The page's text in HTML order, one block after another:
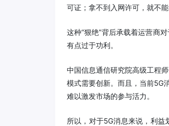
可证；拿不到入网许可，就不能
这种“狠绝”背后承载着运营商
有点过于功利。
中国信息通信研究院高级工程
模式需要创新。而且，当前5G
难以激发市场的参与活力。
所以，对于5G消息来说，利